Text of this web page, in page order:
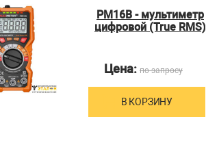
PM16B - мультиметр
цифровой (True RMS)
Цена: по запросу
В КОРЗИНУ